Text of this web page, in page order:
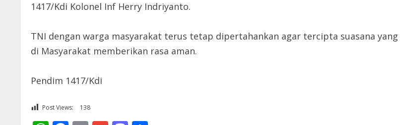
1417/Kdi Kolonel Inf Herry Indriyanto.
TNI dengan warga masyarakat terus tetap dipertahankan agar tercipta suasana
di Masyarakat memberikan rasa aman.
Pendim 1417/Kdi
Post Views: 138